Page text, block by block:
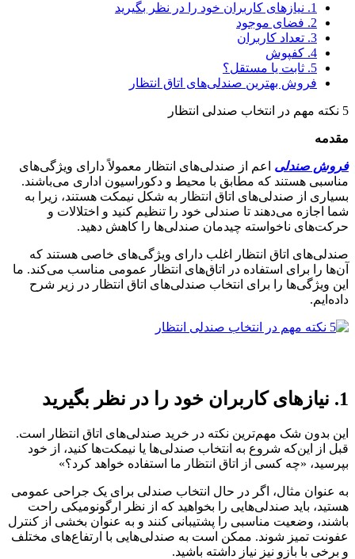
1. نیازهای کاربران خود را در نظر بگیرید
2. فضای موجود
3. تعداد کاربران
4. کفپوش
5. ثابت یا مستقل؟
فروش بهترین صندلی‌های اتاق انتظار
5 نکته مهم در انتخاب صندلی‌ انتظار
مقدمه
فروش صندلی اعم از صندلی‌های انتظار معمولاً دارای ویژگی‌های
مناسبی هستند که مطابق با محیط و دکوراسیون اداری می‌باشند.
بسیاری از صندلی‌های اتاق انتظار به شکل نیمکت هستند، زیرا به
شما اجازه می‌دهند تا صندلی خود را تنظیم کنید و اختلالات و
حرکت‌های ناخواسته چیدمان صندلی‌ها را کاهش دهید.
صندلی‌های اتاق انتظار اغلب دارای ویژگی‌های خاصی هستند که
آن‌ها را برای استفاده در اتاق‌های انتظار عمومی مناسب می‌کند. ما
این ویژگی‌ها را برای انتخاب صندلی‌های اتاق انتظار در زیر شرح
داده‌ایم.
1. نیازهای کاربران خود را در نظر بگیرید
این بدون شک مهم‌ترین نکته در خرید صندلی‌های اتاق انتظار است.
قبل از این‌که شروع به انتخاب صندلی‌ها یا نیمکت‌ها کنید، از خود
بپرسید، «چه کسی از اتاق انتظار ما استفاده خواهد کرد؟»
به عنوان مثال، اگر در حال انتخاب صندلی برای یک جراحی عمومی
هستید، باید صندلی‌هایی را بخواهید که از نظر ارگونومیکی راحت
باشند، وضعیت مناسبی را پشتیبانی کنند و به عنوان بخشی از کنترل
عفونت تمیز شوند. ممکن است به صندلی‌هایی با ارتفاع‌های مختلف
و برخی با بازو نیز نیاز داشته باشید.